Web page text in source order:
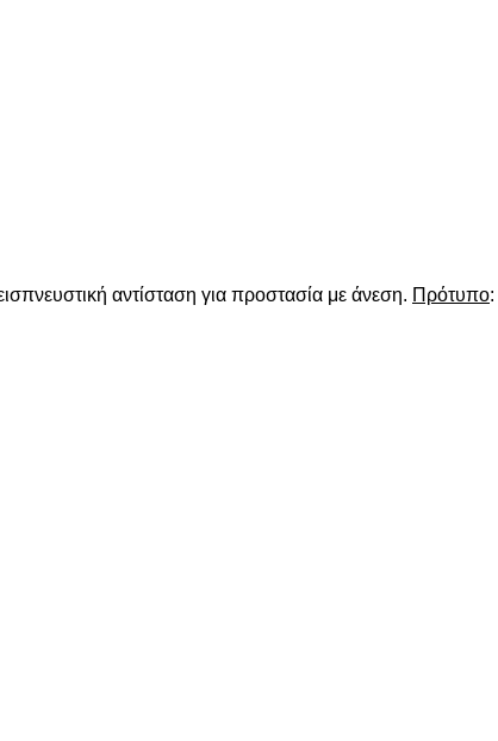
αντίσταση για προστασία με άνεση. Πρότυπο: